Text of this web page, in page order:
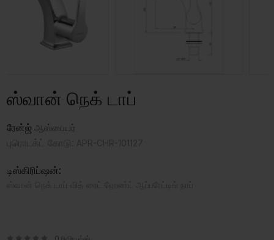
ஸ்வான் நெக் டாப்
ரேன்ஜ் ஆஸ்பையர்
டிஸ்கிரிப்ஷன்: